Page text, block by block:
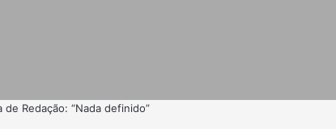
Redação: “Nada definido”